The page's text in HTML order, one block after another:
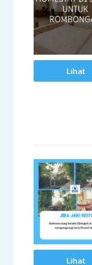
Lihat
Lihat